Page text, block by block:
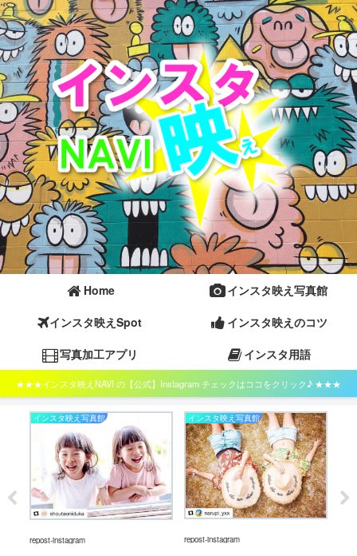
Home
インスタ映え写真館
インスタ映えSpot
インスタ映えのコツ
写真加工アプリ
インスタ用語
★★★インスタ映えNAVI の【公式】Instagram チェックはココをクリック♪ ★★★
インスタ映え写真館
repost-instagram
インスタ映え写真館
repost-instagram